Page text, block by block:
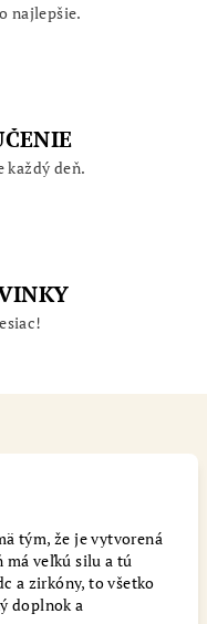
najlepšie.
každý deň.
tým, že je vytvorená
má veľkú silu a tú
a zirkóny, to všetko
doplnok a